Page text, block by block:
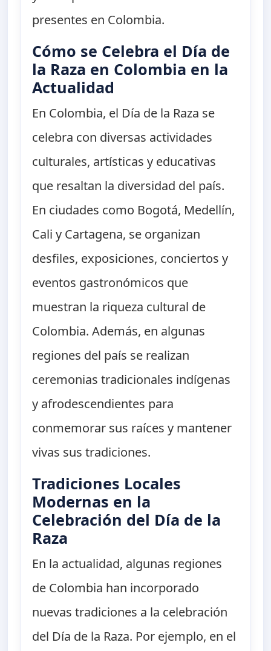
presentes en Colombia.
Cómo se Celebra el Día de
la Raza en Colombia en la
Actualidad
En Colombia, el Día de la Raza se
celebra con diversas actividades
culturales, artísticas y educativas
que resaltan la diversidad del país.
En ciudades como Bogotá, Medellín,
Cali y Cartagena, se organizan
desfiles, exposiciones, conciertos y
eventos gastronómicos que
muestran la riqueza cultural de
Colombia. Además, en algunas
regiones del país se realizan
ceremonias tradicionales indígenas
y afrodescendientes para
conmemorar sus raíces y mantener
vivas sus tradiciones.
Tradiciones Locales
Modernas en la
Celebración del Día de la
Raza
En la actualidad, algunas regiones
de Colombia han incorporado
nuevas tradiciones a la celebración
del Día de la Raza. Por ejemplo, en el